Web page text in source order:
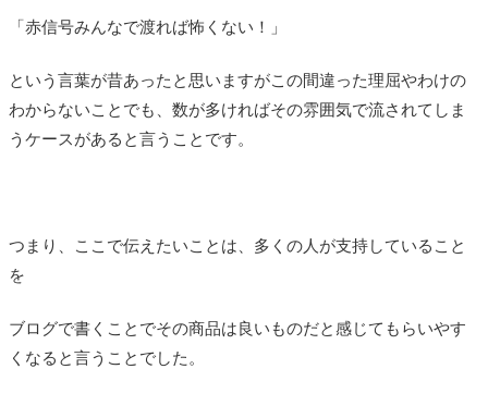
「赤信号みんなで渡れば怖くない！」
という言葉が昔あったと思いますがこの間違った理屈やわけの
わからないことでも、数が多ければその雰囲気で流されてしま
うケースがあると言うことです。
つまり、ここで伝えたいことは、多くの人が支持していること
を
ブログで書くことでその商品は良いものだと感じてもらいやす
くなると言うことでした。